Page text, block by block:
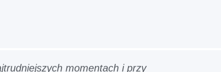
momentach i przy